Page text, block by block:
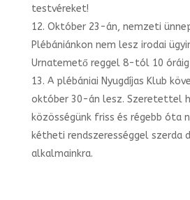
testvéreket!
Október 23-án, nemzeti
Plébániánkon nem lesz irodai
Urnatemető reggel 8-tól 10
A plébániai Nyugdíjas Klub
október 30-án lesz. Szeretettel
közösségünk friss és régebb óta
kétheti rendszerességgel
alkalmainkra.